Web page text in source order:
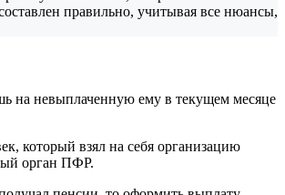
правильно, учитывая все нюансы,
на невыплаченную ему в текущем месяце
который взял на себя организацию
орган ПФР.